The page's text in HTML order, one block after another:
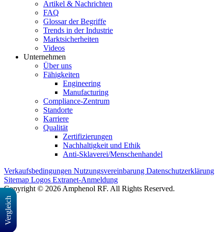
Vergleich
Artikel & Nachrichten
FAQ
Glossar der Begriffe
Trends in der Industrie
Marktsicherheiten
Videos
Unternehmen
Über uns
Fähigkeiten
Engineering
Manufacturing
Compliance-Zentrum
Standorte
Karriere
Qualität
Zertifizierungen
Nachhaltigkeit und Ethik
Anti-Sklaverei/Menschenhandel
Verkaufsbedingungen Nutzungsvereinbarung Datenschutzerklärung
Sitemap Logos Extranet-Anmeldung
Copyright © 2026 Amphenol RF. All Rights Reserved.